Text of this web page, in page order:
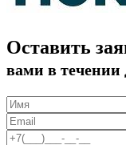
Оставить
вами в течении